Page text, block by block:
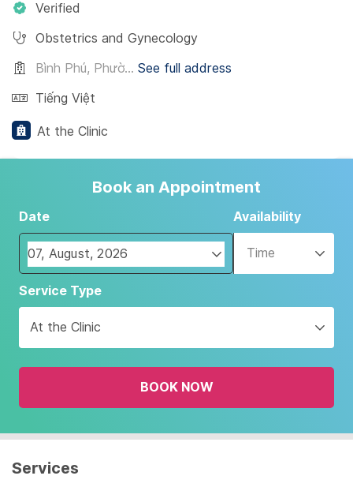
Verified
Obstetrics and Gynecology
Bình Phú, Phườ... See full address
Tiếng Việt
At the Clinic
Book an Appointment
Date
Navigate
forward
interact
with
the
and
date.
Availability
Time
Service Type
At the Clinic
BOOK NOW
Services